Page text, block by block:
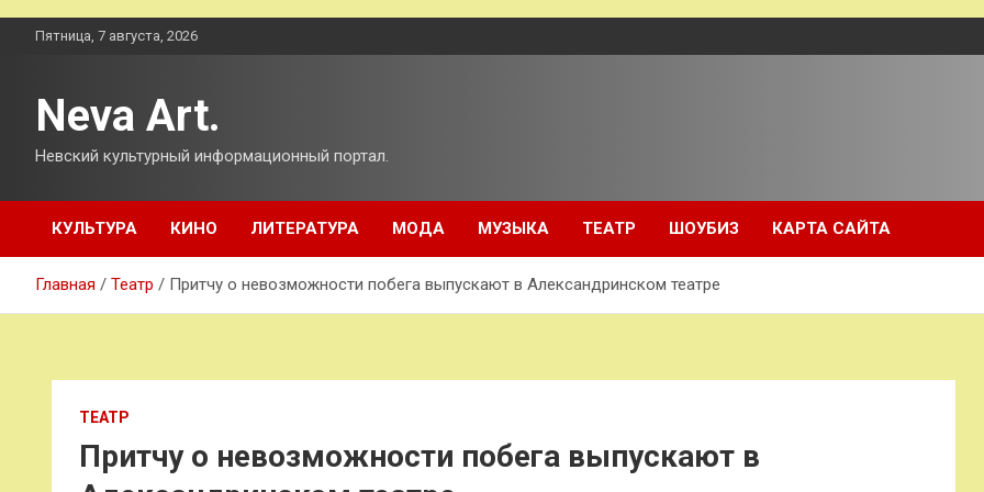
ПерейтиПятница, 7 августа, 2026
Neva Art.
Невский культурный информационный портал.
КУЛЬТУРА КИНО ЛИТЕРАТУРА МОДА МУЗЫКА ТЕАТР ШОУБИЗ КАРТА САЙТА
Главная Театр Притчу о невозможности побега выпускают в Александринском театре
ТЕАТР
Притчу о невозможности побега выпускают в